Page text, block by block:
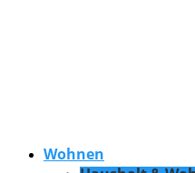
Wohnen